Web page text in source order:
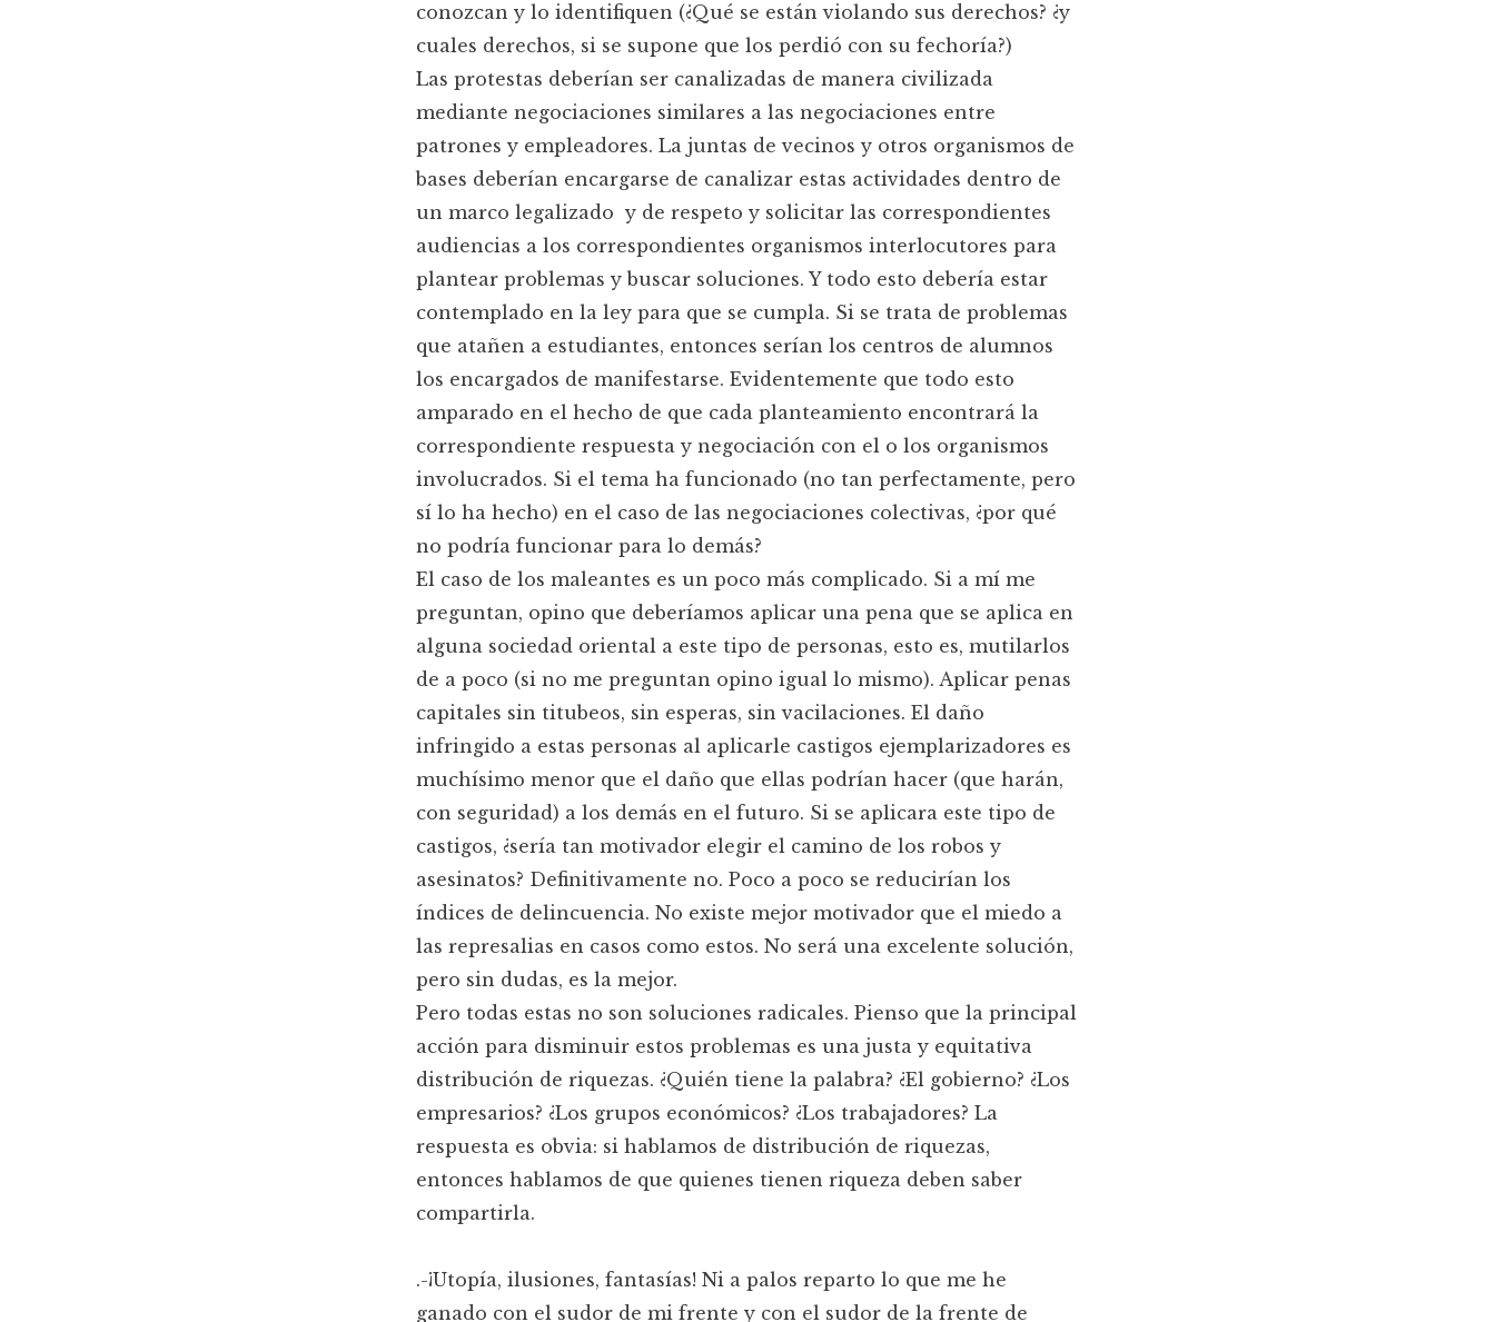
conozcan y lo identifiquen (¿Qué se están violando sus derechos? ¿y
cuales derechos, si se supone que los perdió con su fechoría?)
Las protestas deberían ser canalizadas de manera civilizada
mediante negociaciones similares a las negociaciones entre
patrones y empleadores. La juntas de vecinos y otros organismos de
bases deberían encargarse de canalizar estas actividades dentro de
un marco legalizado y de respeto y solicitar las correspondientes
audiencias a los correspondientes organismos interlocutores para
plantear problemas y buscar soluciones. Y todo esto debería estar
contemplado en la ley para que se cumpla. Si se trata de problemas
que atañen a estudiantes, entonces serían los centros de alumnos
los encargados de manifestarse. Evidentemente que todo esto
amparado en el hecho de que cada planteamiento encontrará la
correspondiente respuesta y negociación con el o los organismos
involucrados. Si el tema ha funcionado (no tan perfectamente, pero
sí lo ha hecho) en el caso de las negociaciones colectivas, ¿por qué
no podría funcionar para lo demás?
El caso de los maleantes es un poco más complicado. Si a mí me
preguntan, opino que deberíamos aplicar una pena que se aplica en
alguna sociedad oriental a este tipo de personas, esto es, mutilarlos
de a poco (si no me preguntan opino igual lo mismo). Aplicar penas
capitales sin titubeos, sin esperas, sin vacilaciones. El daño
infringido a estas personas al aplicarle castigos ejemplarizadores es
muchísimo menor que el daño que ellas podrían hacer (que harán,
con seguridad) a los demás en el futuro. Si se aplicara este tipo de
castigos, ¿sería tan motivador elegir el camino de los robos y
asesinatos? Definitivamente no. Poco a poco se reducirían los
índices de delincuencia. No existe mejor motivador que el miedo a
las represalias en casos como estos. No será una excelente solución,
pero sin dudas, es la mejor.
Pero todas estas no son soluciones radicales. Pienso que la principal
acción para disminuir estos problemas es una justa y equitativa
distribución de riquezas. ¿Quién tiene la palabra? ¿El gobierno? ¿Los
empresarios? ¿Los grupos económicos? ¿Los trabajadores? La
respuesta es obvia: si hablamos de distribución de riquezas,
entonces hablamos de que quienes tienen riqueza deben saber
compartirla.
.-¡Utopía, ilusiones, fantasías! Ni a palos reparto lo que me he
ganado con el sudor de mi frente y con el sudor de la frente de